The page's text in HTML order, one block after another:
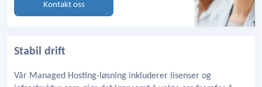
Kontakt oss
Stabil drift
Vår Managed Hosting-løsning inkluderer lisenser og